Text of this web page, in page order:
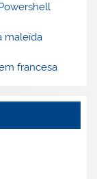
maleïda
francesa